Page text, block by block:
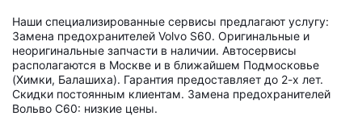
Наши специализированные сервисы предлагают услугу:
Замена предохранителей Volvo S60. Оригинальные и
неоригинальные запчасти в наличии. Автосервисы
располагаются в Москве и в ближайшем Подмосковье
(Химки, Балашиха). Гарантия предоставляет до 2-х лет.
Скидки постоянным клиентам. Замена предохранителей
Вольво С60: низкие цены.